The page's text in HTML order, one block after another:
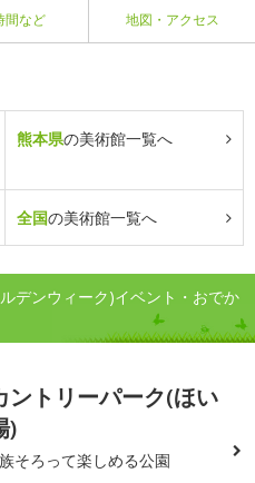
間など 地図・アクセス
熊本県の美術館一覧へ
全国の美術館一覧へ
デンウィーク)イベント・おでか
ントリーパーク(ほい
)
そろって楽しめる公園